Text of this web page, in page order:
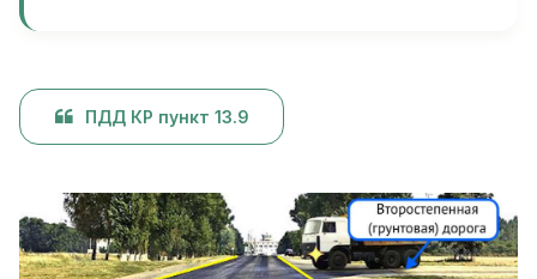
ПДД КР пункт 13.9